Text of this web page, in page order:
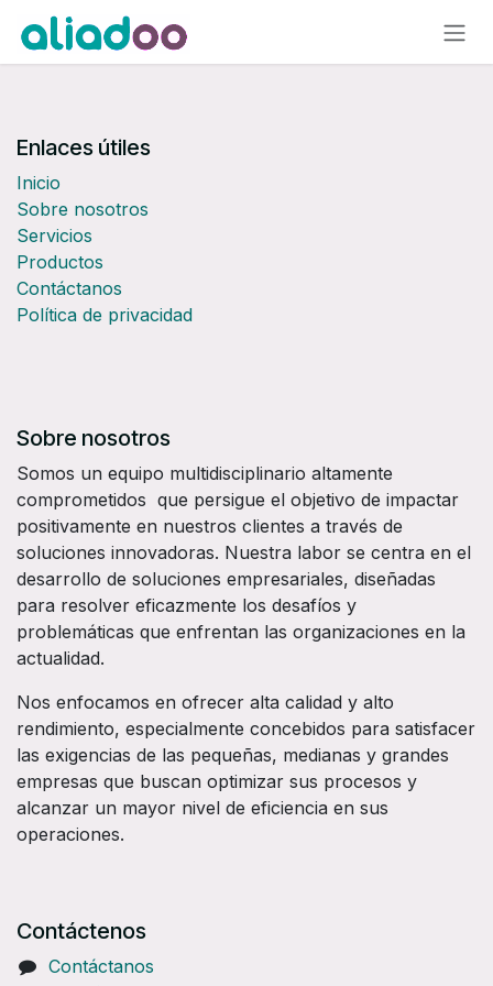
Ir al contenido
Enlaces útiles
Inicio
Sobre nosotros
Servicios
Productos
Contáctanos
Política de privacidad
Sobre nosotros
Somos un equipo multidisciplinario altamente
comprometidos que persigue el objetivo de impactar
positivamente en nuestros clientes a través de
soluciones innovadoras. Nuestra labor se centra en el
desarrollo de soluciones empresariales, diseñadas
para resolver eficazmente los desafíos y
problemáticas que enfrentan las organizaciones en la
actualidad.
Nos enfocamos en ofrecer alta calidad y alto
rendimiento, especialmente concebidos para satisfacer
las exigencias de las pequeñas, medianas y grandes
empresas que buscan optimizar sus procesos y
alcanzar un mayor nivel de eficiencia en sus
operaciones.
Contáctenos
Contáctanos